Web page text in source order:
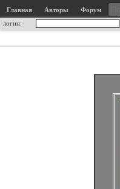
Главная Авторы
Форум
логин: